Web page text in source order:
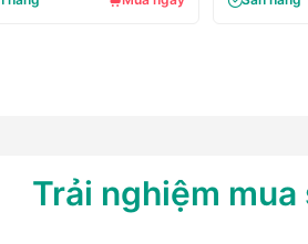
Trải nghiệm mua